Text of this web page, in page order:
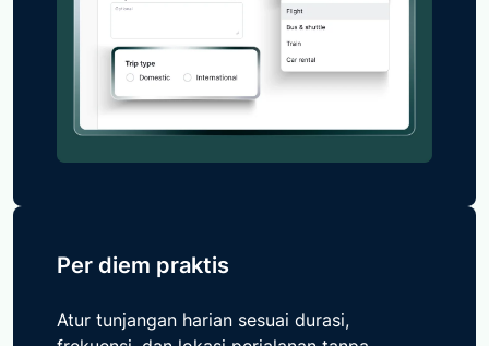
Per diem praktis
Atur tunjangan harian sesuai durasi,